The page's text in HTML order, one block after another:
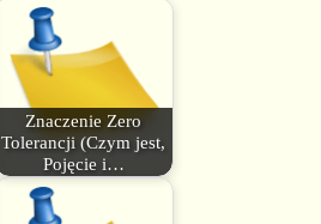
Znaczenie Zero
Tolerancji (Czym jest,
Pojęcie i…